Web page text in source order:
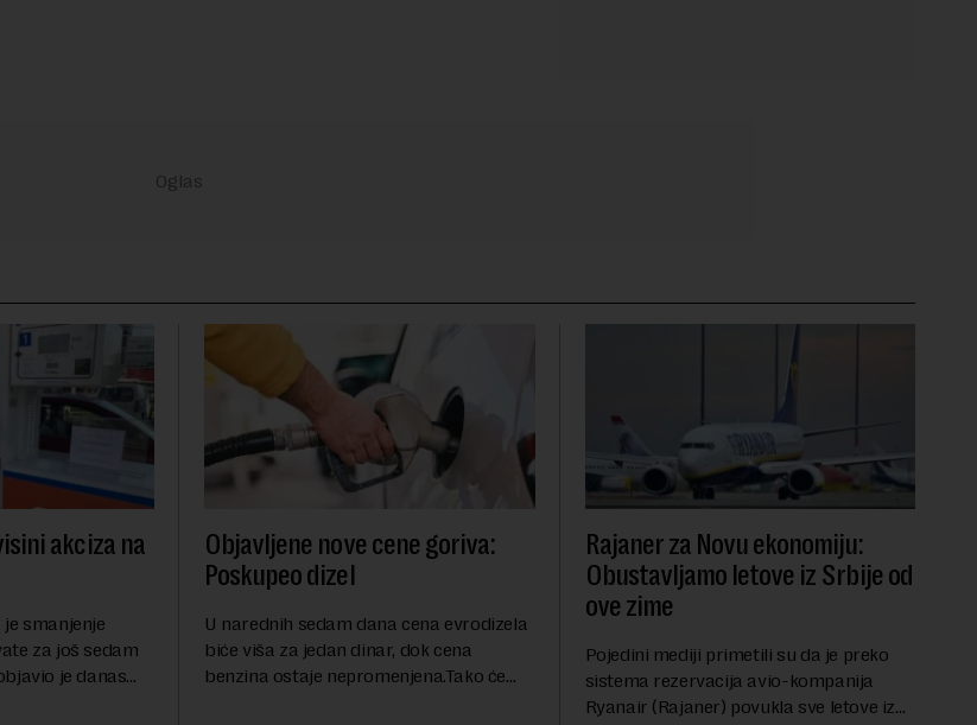
akciza na
smanjenje
za još sedam
je danas
Objavljene nove cene goriva:
Poskupeo dizel
U narednih sedam dana cena evrodizela
biće viša za jedan dinar, dok cena
benzina ostaje nepromenjena.Tako će
Rajaner za Novu ekonomiju:
Obustavljamo letove iz Srbije od
ove zime
Pojedini mediji primetili su da je preko
sistema rezervacija avio-kompanija
Ryanair (Rajaner) povukla sve letove iz